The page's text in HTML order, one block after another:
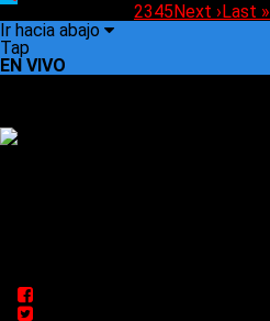
Pagina 1 de 320 2345Next ›Last »
Ir hacia abajo
Tap
EN VIVO